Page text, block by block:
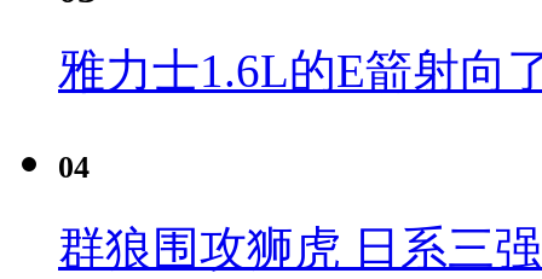
雅力士1.6L的E箭射向
04
群狼围攻狮虎 日系三